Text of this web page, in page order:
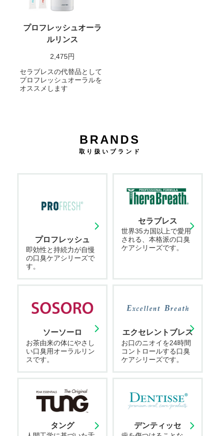
プロフレッシュオーラ
ルリンス
2,475円
セラブレスの代替品として
プロフレッシュオーラルを
オススメします
BRANDS
取り扱いブランド
プロフレッシュ
即効性と持続力が自慢
の口臭ケアシリーズで
す。
セラブレス
世界35カ国以上で愛用
される、本格派の口臭
ケアシリーズです。
ソーソーロ
お茶由来の体にやさし
い口臭用オーラルリン
スです。
エクセレントブレス
お口のニオイを24時間
コントロールする口臭
ケアシリーズです。
タング デンティッセ